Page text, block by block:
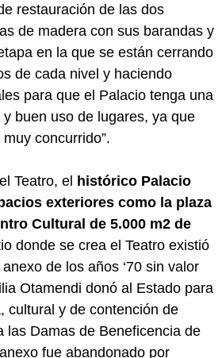
restauración de las dos
de madera con sus barandas y
en la que se están cerrando
de cada nivel y haciendo
para que el Palacio tenga una
buen uso de lugares, ya que
concurrido”.
Teatro, el histórico Palacio
exteriores como la plaza
Cultural de 5.000 m2 de
donde se crea el Teatro existió
de los años ‘70 sin valor
Otamendi donó al Estado para
cultural y de contención de
las Damas de Beneficencia de
fue abandonado por